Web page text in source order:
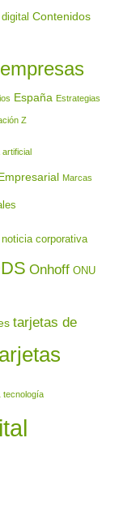
Contenidos
empresas
España Estrategias
Z
artificial
Marcas
noticia corporativa
Onhoff ONU
tarjetas de
tecnología